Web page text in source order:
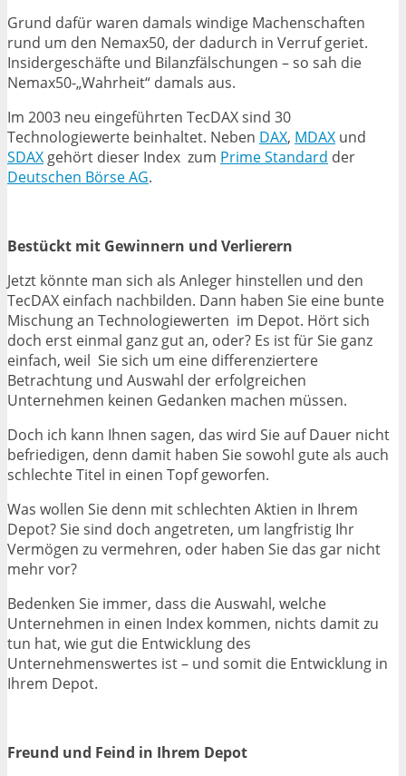
Grund dafür waren damals windige Machenschaften
rund um den Nemax50, der dadurch in Verruf geriet.
Insidergeschäfte und Bilanzfälschungen – so sah die
Nemax50-„Wahrheit“ damals aus.
Im 2003 neu eingeführten TecDAX sind 30
Technologiewerte beinhaltet. Neben DAX, MDAX und
SDAX gehört dieser Index zum Prime Standard der
Deutschen Börse AG.
Bestückt mit Gewinnern und Verlierern
Jetzt könnte man sich als Anleger hinstellen und den
TecDAX einfach nachbilden. Dann haben Sie eine bunte
Mischung an Technologiewerten im Depot. Hört sich
doch erst einmal ganz gut an, oder? Es ist für Sie ganz
einfach, weil Sie sich um eine differenziertere
Betrachtung und Auswahl der erfolgreichen
Unternehmen keinen Gedanken machen müssen.
Doch ich kann Ihnen sagen, das wird Sie auf Dauer nicht
befriedigen, denn damit haben Sie sowohl gute als auch
schlechte Titel in einen Topf geworfen.
Was wollen Sie denn mit schlechten Aktien in Ihrem
Depot? Sie sind doch angetreten, um langfristig Ihr
Vermögen zu vermehren, oder haben Sie das gar nicht
mehr vor?
Bedenken Sie immer, dass die Auswahl, welche
Unternehmen in einen Index kommen, nichts damit zu
tun hat, wie gut die Entwicklung des
Unternehmenswertes ist – und somit die Entwicklung in
Ihrem Depot.
Freund und Feind in Ihrem Depot